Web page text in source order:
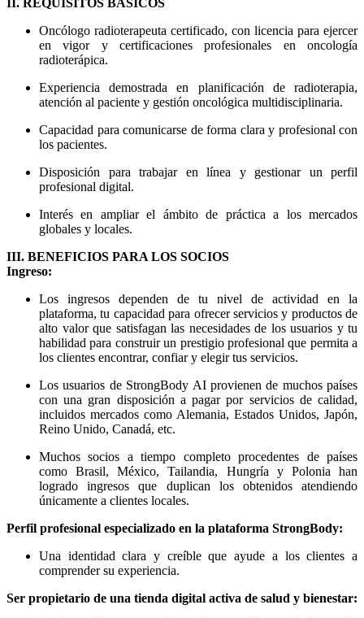
II. REQUISITOS BÁSICOS
Oncólogo radioterapeuta certificado, con licencia para ejercer
en vigor y certificaciones profesionales en oncología
radioterápica.
Experiencia demostrada en planificación de radioterapia,
atención al paciente y gestión oncológica multidisciplinaria.
Capacidad para comunicarse de forma clara y profesional con
los pacientes.
Disposición para trabajar en línea y gestionar un perfil
profesional digital.
Interés en ampliar el ámbito de práctica a los mercados
globales y locales.
III. BENEFICIOS PARA LOS SOCIOS
Ingreso:
Los ingresos dependen de tu nivel de actividad en la
plataforma, tu capacidad para ofrecer servicios y productos de
alto valor que satisfagan las necesidades de los usuarios y tu
habilidad para construir un prestigio profesional que permita a
los clientes encontrar, confiar y elegir tus servicios.
Los usuarios de StrongBody AI provienen de muchos países
con una gran disposición a pagar por servicios de calidad,
incluidos mercados como Alemania, Estados Unidos, Japón,
Reino Unido, Canadá, etc.
Muchos socios a tiempo completo procedentes de países
como Brasil, México, Tailandia, Hungría y Polonia han
logrado ingresos que duplican los obtenidos atendiendo
únicamente a clientes locales.
Perfil profesional especializado en la plataforma StrongBody:
Una identidad clara y creíble que ayude a los clientes a
comprender su experiencia.
Ser propietario de una tienda digital activa de salud y bienestar: